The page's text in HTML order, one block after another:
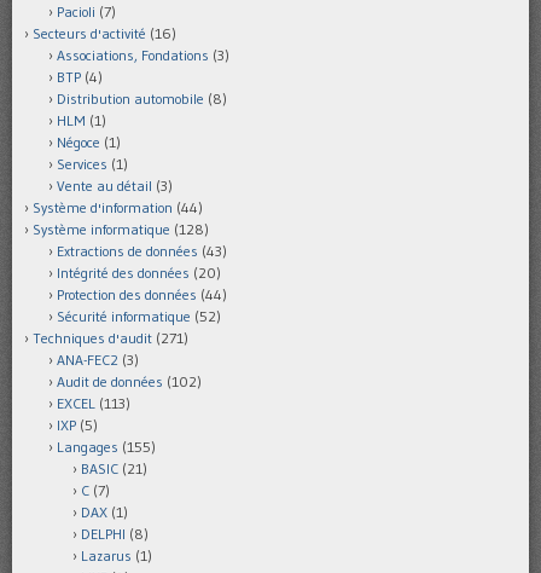
Pacioli (7)
Secteurs d'activité (16)
Associations, Fondations (3)
BTP (4)
Distribution automobile (8)
HLM (1)
Négoce (1)
Services (1)
Vente au détail (3)
Système d'information (44)
Système informatique (128)
Extractions de données (43)
Intégrité des données (20)
Protection des données (44)
Sécurité informatique (52)
Techniques d'audit (271)
ANA-FEC2 (3)
Audit de données (102)
EXCEL (113)
IXP (5)
Langages (155)
BASIC (21)
C (7)
DAX (1)
DELPHI (8)
Lazarus (1)